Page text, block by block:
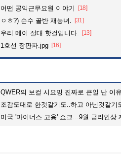
어떤 공익근무요원 이야기 [18]
ㅇㅎ?) 순수 골반 재능녀. [31]
우리 메이 절대 핫걸입니다. [13]
1호선 장판파.jpg [16]
QWER의 보컬 시요밍 진짜로 큰일 난 이유
조감도대로 한것같기도..하고 아닌것같기
미국 '마이너스 고용' 쇼크…9월 금리인상 제동 걸